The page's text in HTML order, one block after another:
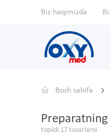
Biz haqimizda
Bosh sahifa
topildi 17 tovarlarni